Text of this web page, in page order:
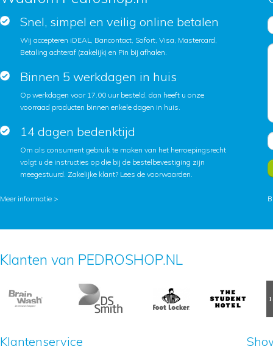
Snel, simpel en veilig online betalen
Wij accepteren iDEAL, Bancontact, Sofort, Visa, Mastercard,
Betaling achteraf (zakelijk) en Pin bij afhalen.
Binnen 5 werkdagen in huis
Op werkdagen voor 17.00 uur besteld, dan heeft u onze
voorraad producten binnen enkele dagen in huis.
14 dagen bedenktijd
Om als consument gebruik te maken van het herroepingsrecht
volgt u de instructies op die bij de bestelbevestiging zijn
meegestuurd. Zakelijke klant? Lees de voorwaarden.
Meer informatie >
Klanten van PEDROSHOP.NL
Klantenservice